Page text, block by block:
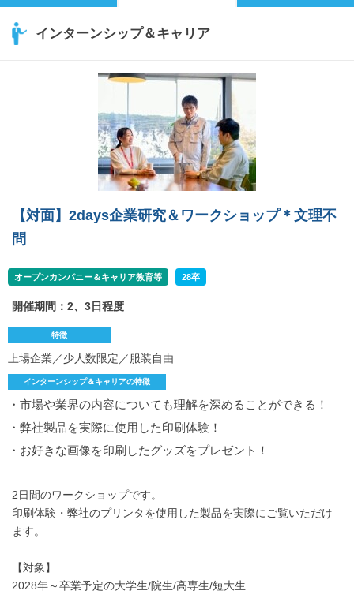
インターンシップ＆キャリア
【対面】2days企業研究＆ワークショップ＊文理不
問
オープンカンパニー＆キャリア教育等 28卒
開催期間：2、3日程度
特徴
上場企業／少人数限定／服装自由
インターンシップ＆キャリアの特徴
・市場や業界の内容についても理解を深めることができる！
・弊社製品を実際に使用した印刷体験！
・お好きな画像を印刷したグッズをプレゼント！
2日間のワークショップです。
印刷体験・弊社のプリンタを使用した製品を実際にご覧いただけ
ます。
【対象】
2028年～卒業予定の大学生/院生/高専生/短大生